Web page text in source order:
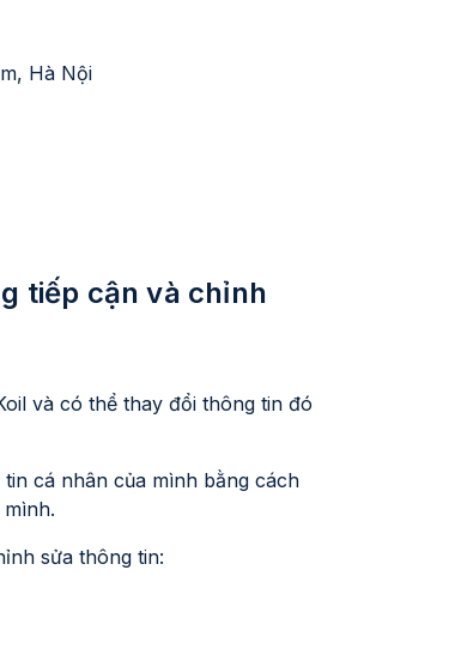
Hà Nội
tiếp cận và chỉnh
và có thể thay đổi thông tin đó
cá nhân của mình bằng cách
sửa thông tin: